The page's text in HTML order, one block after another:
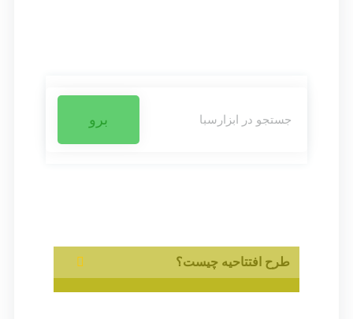
برو
طرح افتتاحیه چیست؟